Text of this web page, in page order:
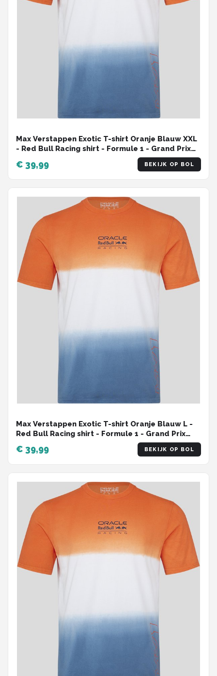
Max Verstappen Exotic T-shirt Oranje Blauw XXL
- Red Bull Racing shirt - Formule 1 - Grand Prix
€ 39,99 BEKIJK OP BOL
Max Verstappen Exotic T-shirt Oranje Blauw L -
Red Bull Racing shirt - Formule 1 - Grand Prix
€ 39,99 BEKIJK OP BOL